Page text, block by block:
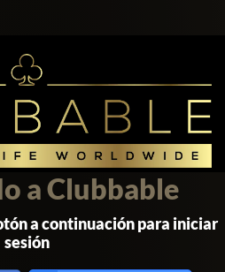
a Clubbable
a continuación para iniciar
sesión